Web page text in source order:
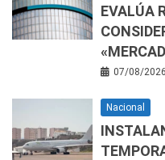
EVALÚA
07/08/2026
Nacional